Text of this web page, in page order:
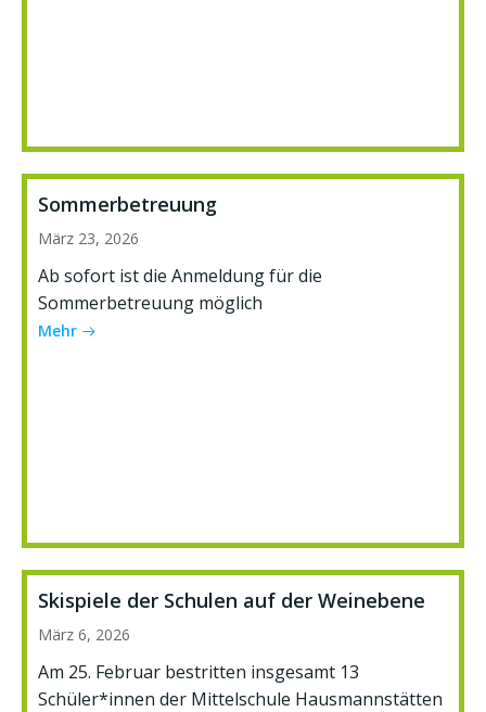
Sommerbetreuung
März 23, 2026
Ab sofort ist die Anmeldung für die
Sommerbetreuung möglich
Mehr
Skispiele der Schulen auf der Weinebene
März 6, 2026
Am 25. Februar bestritten insgesamt 13
Schüler*innen der Mittelschule Hausmannstätten